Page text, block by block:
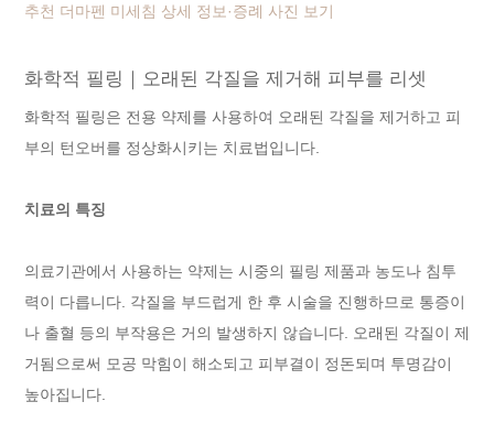
추천 더마펜 미세침 상세 정보·증례 사진 보기
화학적 필링｜오래된 각질을 제거해 피부를 리셋
화학적 필링은 전용 약제를 사용하여 오래된 각질을 제거하고 피
부의 턴오버를 정상화시키는 치료법입니다.
치료의 특징
의료기관에서 사용하는 약제는 시중의 필링 제품과 농도나 침투
력이 다릅니다. 각질을 부드럽게 한 후 시술을 진행하므로 통증이
나 출혈 등의 부작용은 거의 발생하지 않습니다. 오래된 각질이 제
거됨으로써 모공 막힘이 해소되고 피부결이 정돈되며 투명감이
높아집니다.